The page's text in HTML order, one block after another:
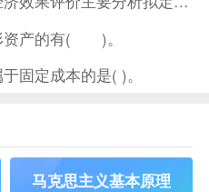
资产的有( )。
固定成本的是( )。
马克思主义基本原理